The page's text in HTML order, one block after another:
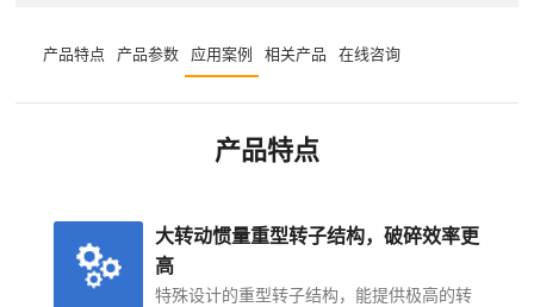
产品特点 产品参数 应用案例 相关产品 在线咨询
产品特点
大转动惯量重型转子结构，破碎效率更
高
特殊设计的重型转子结构，能提供极高的转